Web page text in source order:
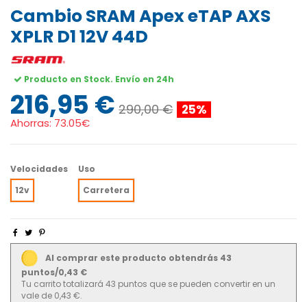
Cambio SRAM Apex eTAP AXS
XPLR D1 12V 44D
Producto en Stock. Envío en 24h
216,95 € 290,00 € 25%
Ahorras: 73.05€
Velocidades
12v
Uso
Carretera
Al comprar este producto obtendrás 43
puntos/0,43 €
Tu carrito totalizará 43 puntos que se pueden convertir en un
vale de 0,43 €.